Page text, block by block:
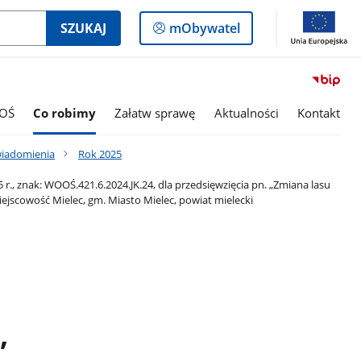
SZUKAJ
Logowanie
do
mObywatel
Co robimy Załatw sprawę Aktualności Kontakt
Rok 2025
WOOŚ.421.6.2024.JK.24, dla przedsięwzięcia pn. „Zmiana lasu
Mielec, gm. Miasto Mielec, powiat mielecki